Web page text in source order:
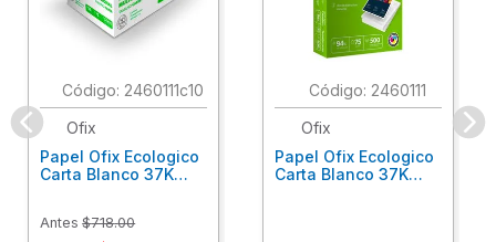
: 2460111c10
Ofix
Papel Ofix Ecologico
Carta Blanco 37K
Antes $718.00
: 2460111
Ofix
Papel Ofix Ecologico
Carta Blanco 37K